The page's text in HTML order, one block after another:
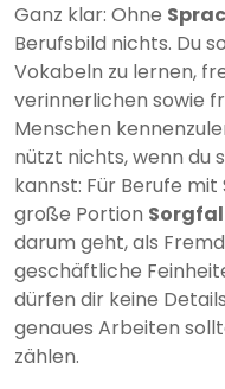
Ganz klar: Ohne
Berufsbild nichts. Du
Vokabeln zu lernen,
verinnerlichen sowie
Menschen
nützt nichts, wenn du
kannst: Für Berufe
große Portion
darum geht, als
geschäftliche
dürfen dir keine
genaues Arbeiten
zählen.